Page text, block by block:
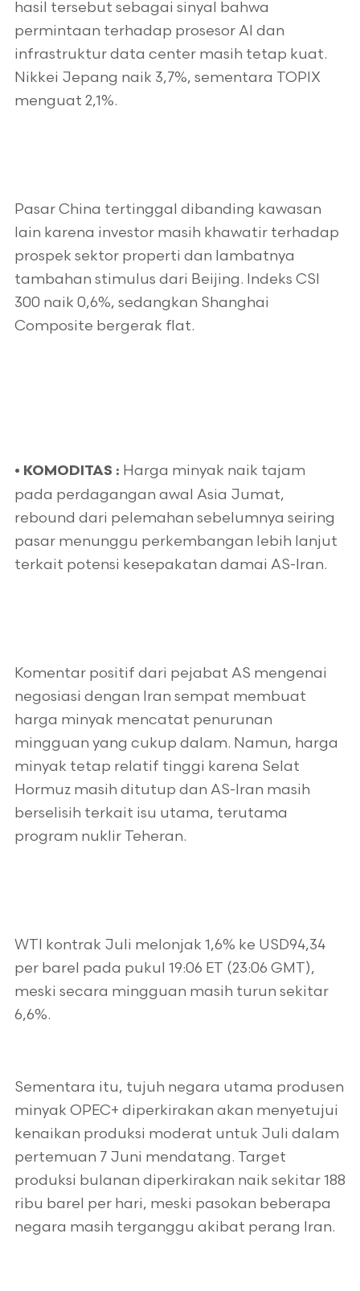
hasil tersebut sebagai sinyal bahwa
permintaan terhadap prosesor AI dan
infrastruktur data center masih tetap kuat.
Nikkei Jepang naik 3,7%, sementara TOPIX
menguat 2,1%.
Pasar China tertinggal dibanding kawasan
lain karena investor masih khawatir terhadap
prospek sektor properti dan lambatnya
tambahan stimulus dari Beijing. Indeks CSI
300 naik 0,6%, sedangkan Shanghai
Composite bergerak flat.
• KOMODITAS : Harga minyak naik tajam
pada perdagangan awal Asia Jumat,
rebound dari pelemahan sebelumnya seiring
pasar menunggu perkembangan lebih lanjut
terkait potensi kesepakatan damai AS-Iran.
Komentar positif dari pejabat AS mengenai
negosiasi dengan Iran sempat membuat
harga minyak mencatat penurunan
mingguan yang cukup dalam. Namun, harga
minyak tetap relatif tinggi karena Selat
Hormuz masih ditutup dan AS-Iran masih
berselisih terkait isu utama, terutama
program nuklir Teheran.
WTI kontrak Juli melonjak 1,6% ke USD94,34
per barel pada pukul 19:06 ET (23:06 GMT),
meski secara mingguan masih turun sekitar
6,6%.
Sementara itu, tujuh negara utama produsen
minyak OPEC+ diperkirakan akan menyetujui
kenaikan produksi moderat untuk Juli dalam
pertemuan 7 Juni mendatang. Target
produksi bulanan diperkirakan naik sekitar 188
ribu barel per hari, meski pasokan beberapa
negara masih terganggu akibat perang Iran.